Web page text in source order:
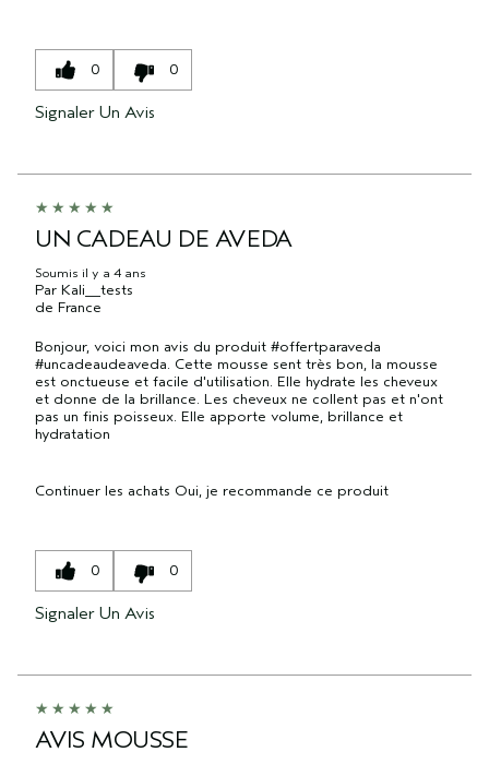
0 0
Signaler Un Avis
UN CADEAU DE AVEDA
Soumis il y a 4 ans
Par Kali__tests
de France
Bonjour, voici mon avis du produit #offertparaveda
#uncadeaudeaveda. Cette mousse sent très bon, la mousse
est onctueuse et facile d'utilisation. Elle hydrate les cheveux
et donne de la brillance. Les cheveux ne collent pas et n'ont
pas un finis poisseux. Elle apporte volume, brillance et
hydratation
Continuer les achats Oui, je recommande ce produit
0 0
Signaler Un Avis
AVIS MOUSSE